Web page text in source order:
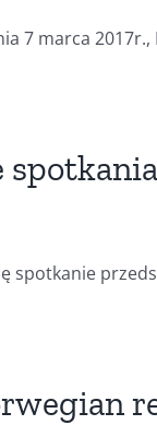
7 marca 2017r.,
spotkanie